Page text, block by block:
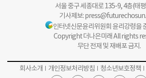
서울 중구 세종대로 135-9, 4층(태
기사제보:
인터넷신문윤리위원회 윤리강령을
Copyright 더나은미래 All rights
무단 전재 및 재배포 금지.
회사소개 개인정보처리방침 청소년보호정책